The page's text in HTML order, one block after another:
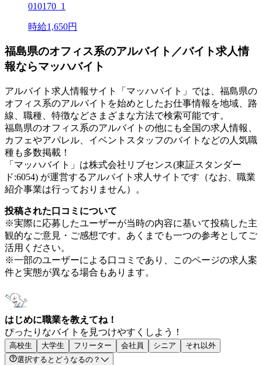
010170_1
時給1,650円
福島県のオフィス系のアルバイト／バイト求人情
報ならマッハバイト
アルバイト求人情報サイト「マッハバイト」では、福島県の
オフィス系のアルバイトを始めとしたお仕事情報を地域、路
線、職種、特徴などさまざまな方法で検索可能です。
福島県のオフィス系のアルバイトの他にも全国の求人情報、
カフェやアパレル、イベントスタッフのバイトなどの人気職
種も多数掲載！
「マッハバイト」は株式会社リブセンス(東証スタンダー
ド:6054) が運営するアルバイト求人サイトです（なお、職業
紹介事業は行っておりません）。
投稿された口コミについて
※実際に応募したユーザーが当時の内容に基いて投稿した主
観的なご意見・ご感想です。あくまでも一つの参考としてご
活用ください。
※一部のユーザーによる口コミであり、このページの求人案
件と実態が異なる場合もあります。
はじめに職業を教えてね！
ぴったりなバイトを見つけやすくしよう！
高校生 大学生 フリーター 会社員 シニア
それ以外
選択するとどうなるの？